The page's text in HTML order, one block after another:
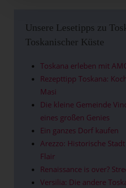
Unsere Lesetipps zu
Toskanischer Küste
Toskana erleben mit
Rezepttipp Toskana:
Masi
Die kleine Gemeinde
eines großen Genies
Ein ganzes Dorf kaufen
Arezzo: Historische
Flair
Renaissance is over?
Versilia: Die andere